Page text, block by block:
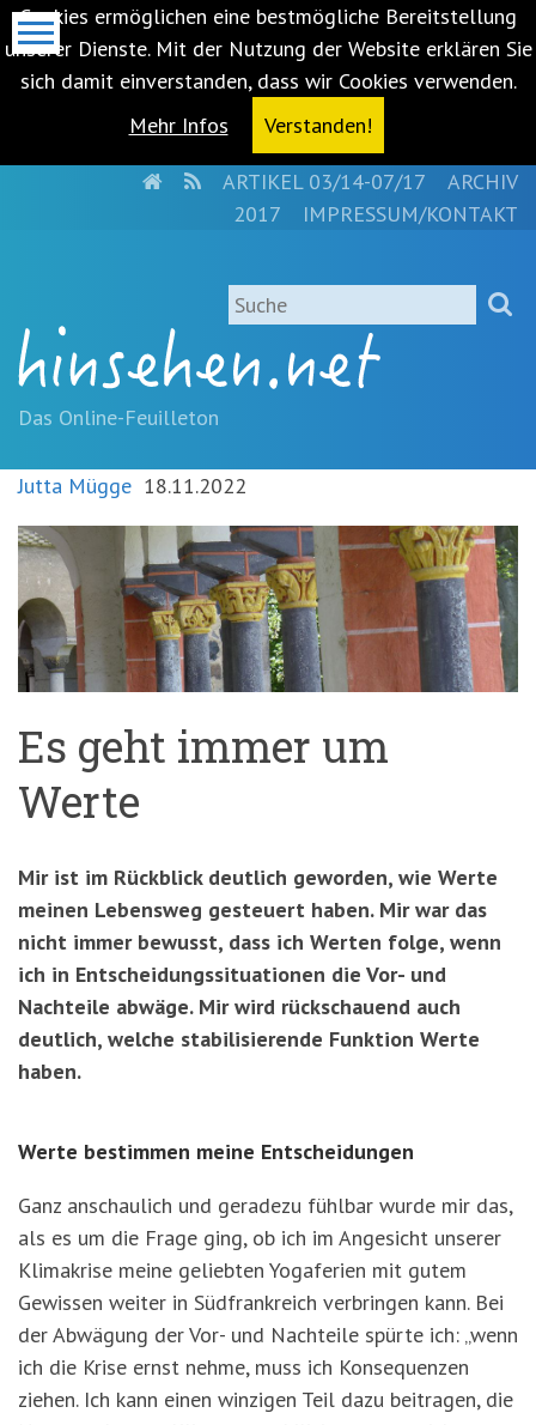
Cookies ermöglichen eine bestmögliche Bereitstellung
unserer Dienste. Mit der Nutzung der Website erklären Sie
sich damit einverstanden, dass wir Cookies verwenden.
Mehr Infos
Verstanden!
springen
(Accesskey
'1')Zur
springen
'3')Zur
Suche
springen
(Accesskey
'2')
HOMERSSARTIKEL 03/14-07/17
ARCHIV
2017
IMPRESSUM/KONTAKT
Suche
Das Online-Feuilleton
Jutta Mügge 18.11.2022
Es geht immer um
Werte
Mir ist im Rückblick deutlich geworden, wie Werte
meinen Lebensweg gesteuert haben. Mir war das
nicht immer bewusst, dass ich Werten folge, wenn
ich in Entscheidungssituationen die Vor- und
Nachteile abwäge. Mir wird rückschauend auch
deutlich, welche stabilisierende Funktion Werte
haben.
Werte bestimmen meine Entscheidungen
Ganz anschaulich und geradezu fühlbar wurde mir das,
als es um die Frage ging, ob ich im Angesicht unserer
Klimakrise meine geliebten Yogaferien mit gutem
Gewissen weiter in Südfrankreich verbringen kann. Bei
der Abwägung der Vor- und Nachteile spürte ich: „wenn
ich die Krise ernst nehme, muss ich Konsequenzen
ziehen. Ich kann einen winzigen Teil dazu beitragen, die